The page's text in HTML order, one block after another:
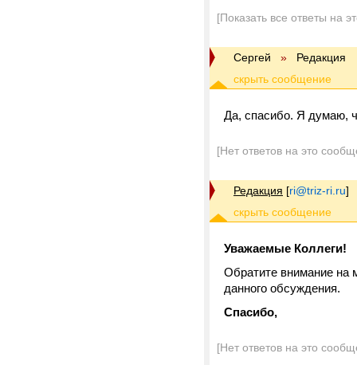
[Показать все ответы на
Сергей » Редакция
Да, спасибо. Я думаю,
[Нет ответов на это
Редакция [ri@triz-ri.ru]
Уважаемые Коллеги!
Обратите внимание на
данного обсуждения.
Спасибо,
[Нет ответов на это